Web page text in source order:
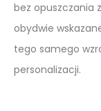
bez opuszczania
obydwie
tego samego
personalizacji.